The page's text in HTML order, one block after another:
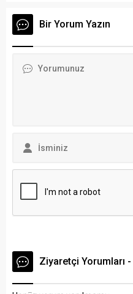
Bir Yorum Yazın
Ziyaretçi Yorumları